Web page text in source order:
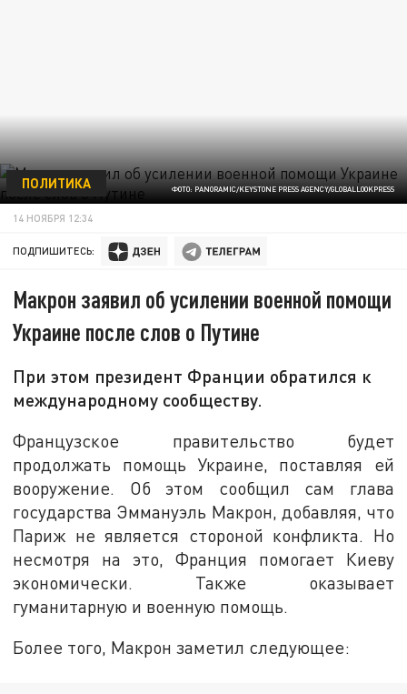
ФОТО: PANORAMIC/KEYSTONE PRESS AGENCY/GLOBALLOOKPRESS
ПОЛИТИКА
14 НОЯБРЯ 12:34
ПОДПИШИТЕСЬ:
Макрон заявил об усилении военной помощи
Украине после слов о Путине
При этом президент Франции обратился к
международному сообществу.
Французское правительство будет
продолжать помощь Украине, поставляя ей
вооружение. Об этом сообщил сам глава
государства Эммануэль Макрон, добавляя, что
Париж не является стороной конфликта. Но
несмотря на это, Франция помогает Киеву
экономически. Также оказывает
гуманитарную и военную помощь.
Более того, Макрон заметил следующее: